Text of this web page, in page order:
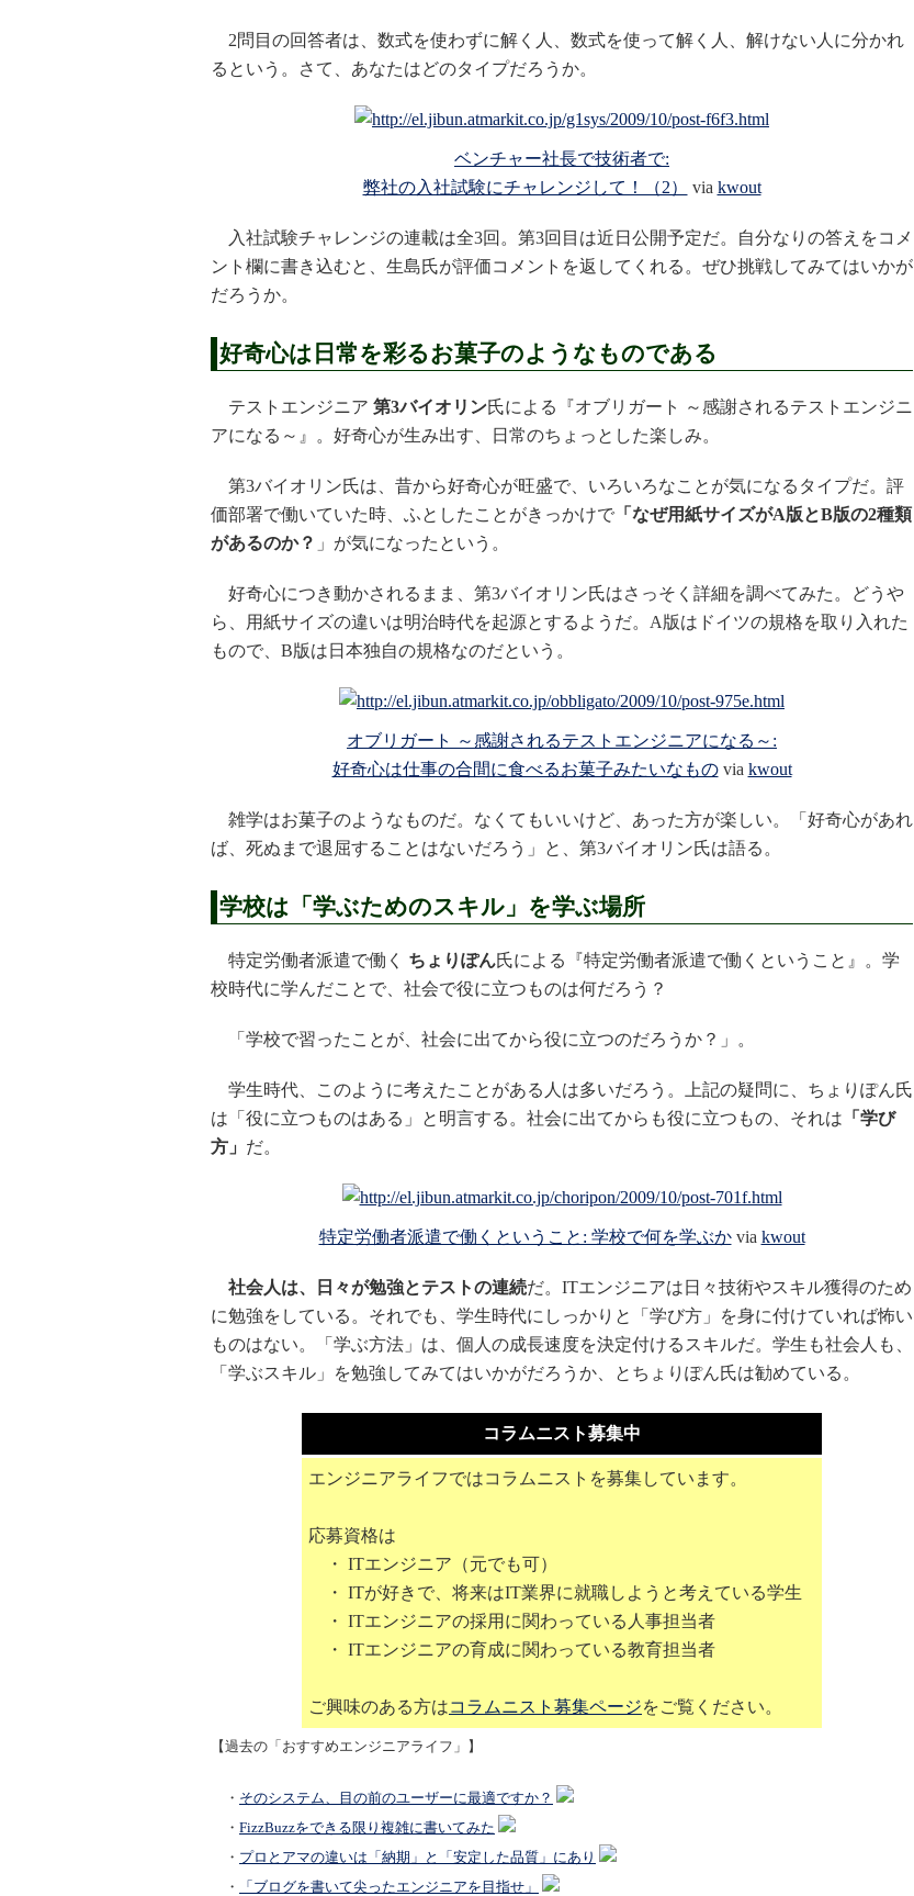
2問目の回答者は、数式を使わずに解く人、数式を使って解く人、解けない人に分かれ
るという。さて、あなたはどのタイプだろうか。
ベンチャー社長で技術者で:
弊社の入社試験にチャレンジして！（2）
via kwout
入社試験チャレンジの連載は全3回。第3回目は近日公開予定だ。自分なりの答えをコメ
ント欄に書き込むと、生島氏が評価コメントを返してくれる。ぜひ挑戦してみてはいかが
だろうか。
好奇心は日常を彩るお菓子のようなものである
テストエンジニア 第3バイオリン氏による『オブリガート ～感謝されるテストエンジニ
アになる～』。好奇心が生み出す、日常のちょっとした楽しみ。
第3バイオリン氏は、昔から好奇心が旺盛で、いろいろなことが気になるタイプだ。評
価部署で働いていた時、ふとしたことがきっかけで 「なぜ用紙サイズがA版とB版の2種類
があるのか？ 」が気になったという。
好奇心につき動かされるまま、第3バイオリン氏はさっそく詳細を調べてみた。どうや
ら、用紙サイズの違いは明治時代を起源とするようだ。A版はドイツの規格を取り入れた
もので、B版は日本独自の規格なのだという。
オブリガート ～感謝されるテストエンジニアになる～:
好奇心は仕事の合間に食べるお菓子みたいなものvia kwout
雑学はお菓子のようなものだ。なくてもいいけど、あった方が楽しい。「好奇心があれ
ば、死ぬまで退屈することはないだろう」と、第3バイオリン氏は語る。
学校は「学ぶためのスキル」を学ぶ場所
特定労働者派遣で働く ちょりぽん氏による『特定労働者派遣で働くということ』。学
校時代に学んだことで、社会で役に立つものは何だろう？
「学校で習ったことが、社会に出てから役に立つのだろうか？」。
学生時代、このように考えたことがある人は多いだろう。上記の疑問に、ちょりぽん氏
は「役に立つものはある」と明言する。社会に出てからも役に立つもの、それは 「学び
方」 だ。
特定労働者派遣で働くということ: 学校で何を学ぶかvia kwout
社会人は、日々が勉強とテストの連続だ。ITエンジニアは日々技術やスキル獲得のため
に勉強をしている。それでも、学生時代にしっかりと「学び方」を身に付けていれば怖い
ものはない。「学ぶ方法」は、個人の成長速度を決定付けるスキルだ。学生も社会人も、
「学ぶスキル」を勉強してみてはいかがだろうか、とちょりぽん氏は勧めている。
コラムニスト募集中
エンジニアライフではコラムニストを募集しています。
応募資格は
・ ITエンジニア（元でも可）
・ ITが好きで、将来はIT業界に就職しようと考えている学生
・ ITエンジニアの採用に関わっている人事担当者
・ ITエンジニアの育成に関わっている教育担当者
ご興味のある方はコラムニスト募集ページをご覧ください。
【過去の「おすすめエンジニアライフ」】
・ そのシステム、目の前のユーザーに最適ですか？
・ FizzBuzzをできる限り複雑に書いてみた
・ プロとアマの違いは「納期」と「安定した品質」にあり
・
「ブログを書いて尖ったエンジニアを目指せ」